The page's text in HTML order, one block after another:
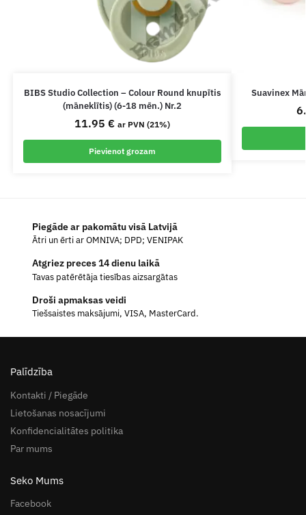
BIBS Studio Collection – Colour Round knupītis
(māneklītis) (6-18 mēn.) Nr.2
11.95 € ar PVN (21%)
Pievienot grozam
Suavinex
Piegāde ar pakomātu visā Latvijā
Ātri un ērti ar OMNIVA; DPD; VENIPAK
Atgriez preces 14 dienu laikā
Tavas patērētāja tiesības aizsargātas
Droši apmaksas veidi
Tiešsaistes maksājumi, VISA, MasterCard.
Palīdzība
Kontakti / Piegāde
Lietošanas nosacījumi
Konfidencialitātes politika
Par mums
Seko Mums
Facebook